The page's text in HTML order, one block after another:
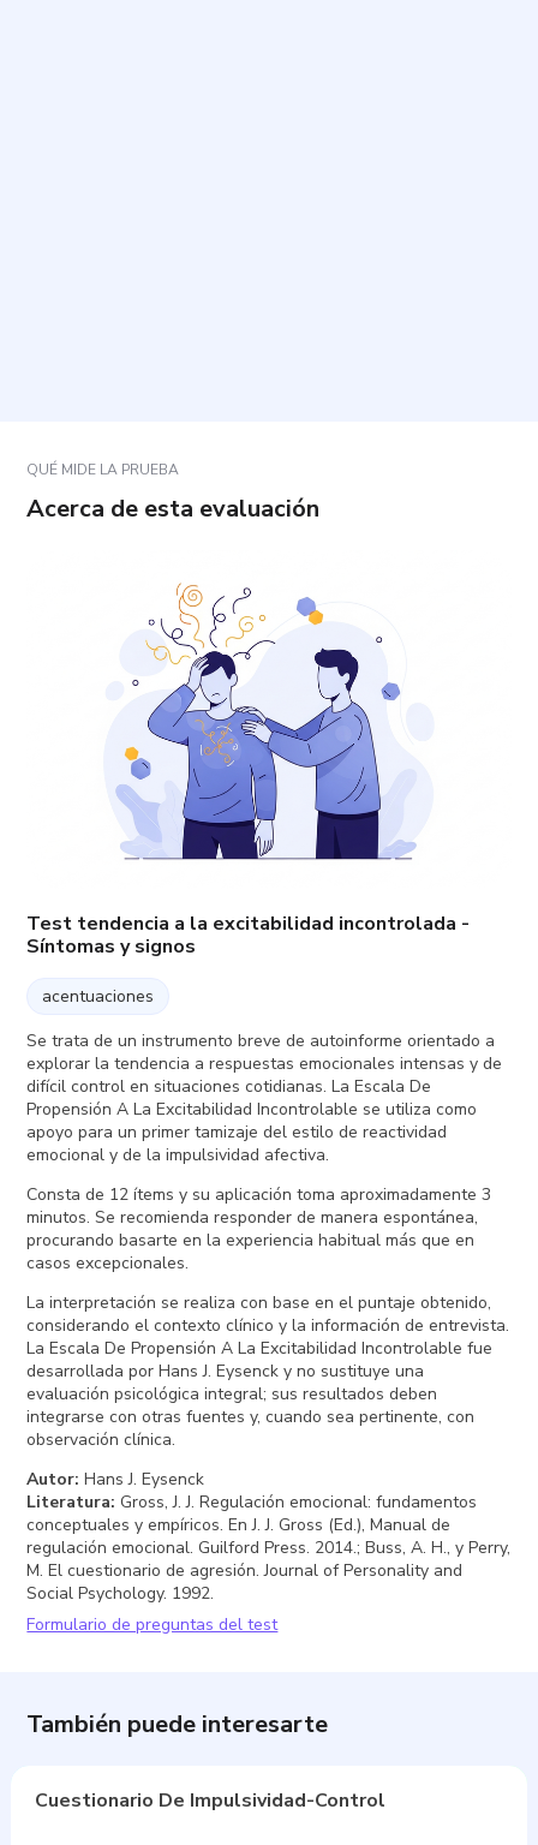
QUÉ MIDE LA PRUEBA
Acerca de esta evaluación
Test tendencia a la excitabilidad incontrolada -
Síntomas y signos
acentuaciones
Se trata de un instrumento breve de autoinforme orientado a
explorar la tendencia a respuestas emocionales intensas y de
difícil control en situaciones cotidianas. La Escala De
Propensión A La Excitabilidad Incontrolable se utiliza como
apoyo para un primer tamizaje del estilo de reactividad
emocional y de la impulsividad afectiva.
Consta de 12 ítems y su aplicación toma aproximadamente 3
minutos. Se recomienda responder de manera espontánea,
procurando basarte en la experiencia habitual más que en
casos excepcionales.
La interpretación se realiza con base en el puntaje obtenido,
considerando el contexto clínico y la información de entrevista.
La Escala De Propensión A La Excitabilidad Incontrolable fue
desarrollada por Hans J. Eysenck y no sustituye una
evaluación psicológica integral; sus resultados deben
integrarse con otras fuentes y, cuando sea pertinente, con
observación clínica.
Autor: Hans J. Eysenck
Literatura: Gross, J. J. Regulación emocional: fundamentos
conceptuales y empíricos. En J. J. Gross (Ed.), Manual de
regulación emocional. Guilford Press. 2014.; Buss, A. H., y Perry,
M. El cuestionario de agresión. Journal of Personality and
Social Psychology. 1992.
Formulario de preguntas del test
También puede interesarte
Cuestionario De Impulsividad-Control